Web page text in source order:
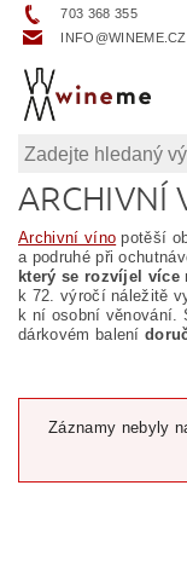
703 368 355
INFO@WINEME.CZ
ARCHIVNÍ
Archivní víno potěší
a podruhé při
který se rozvíjel více
k 72. výročí náležitě
k ní osobní věnování.
dárkovém balení
Záznamy nebyly